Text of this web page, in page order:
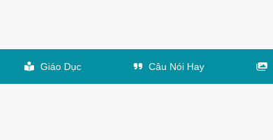
Giáo Dục Câu Nói Hay